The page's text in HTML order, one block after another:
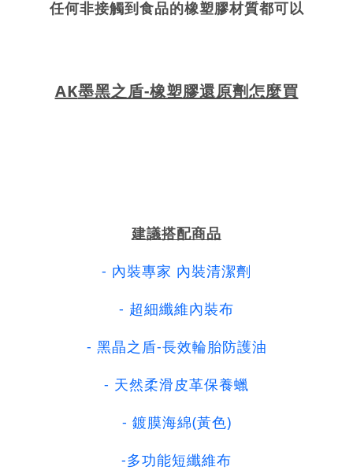
任何非接觸到食品的橡塑膠材質都可以
AK墨黑之盾-橡塑膠還原劑怎麼買
建議搭配商品
- 內裝專家 內裝清潔劑
- 超細纖維內裝布
- 黑晶之盾-長效輪胎防護油
- 天然柔滑皮革保養蠟
- 鍍膜海綿(黃色)
-多功能短纖維布